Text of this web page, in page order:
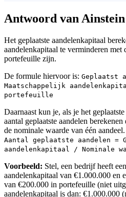
Antwoord van Ainstein
Het geplaatste aandelenkapitaal
aandelenkapitaal te verminderen met
portefeuille zijn.
De formule hiervoor is: Geplaatst
Maatschappelijk
portefeuille
Daarnaast kun je, als je het
aantal geplaatste aandelen
de nominale waarde van één
Aantal geplaatste aandelen =
aandelenkapitaal / Nominale
Voorbeeld: Stel, een bedrijf heeft
aandelenkapitaal van €1.000.000 en
van €200.000 in portefeuille (niet
aandelenkapitaal is dan: €1.000.000